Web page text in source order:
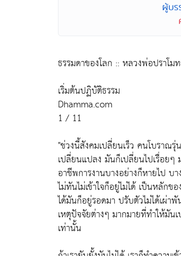
ผู้บร
ธรรมดาของโลก :: หลวงพ่อปราโ
เริ่มต้นปฏิบัติธรรม
Dhamma.com
1 / 11
"ช่วงนี้สังคมเปลี่ยนเร็ว คนโบราณ
เปลี่ยนแปลง มันก็เปลี่ยนไปเรื่อยๆ
อาชีพการงานบางอย่างก็หายไป บ
ไม่ทันไม่เข้าใจก็อยู่ไม่ได้ เป็นหลัก
ได้มันก็อยู่รอดมา ปรับตัวไม่ได้เผ่า
เหตุปัจจัยต่างๆ มากมายที่ทำให้มัน
เท่านั้น